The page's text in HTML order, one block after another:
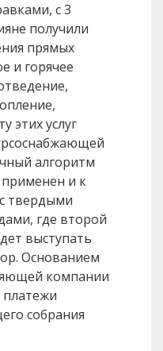
с 3
получили
прямых
и горячее
этих услуг
алгоритм
и к
твердыми
где второй
выступать
Основанием
компании
собрания